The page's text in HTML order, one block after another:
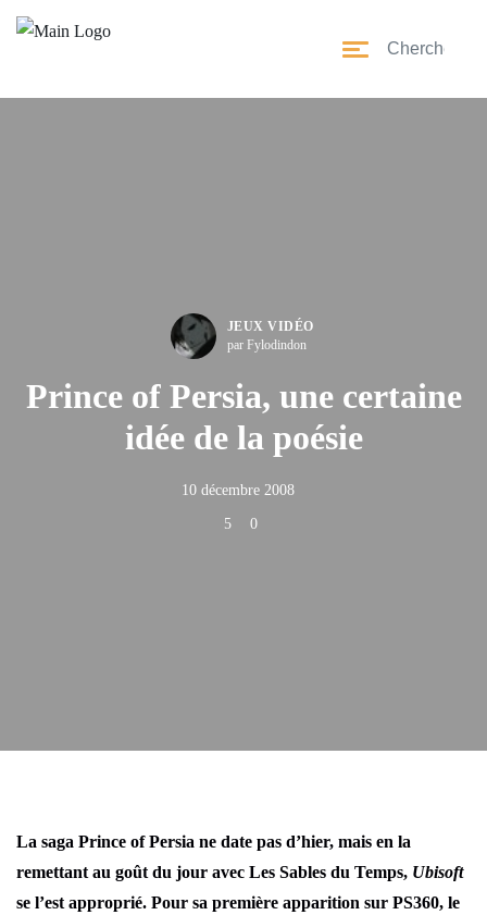
JEUX VIDÉO
par Fylodindon
Prince of Persia, une certaine
idée de la poésie
10 décembre 2008
5 0
La saga Prince of Persia ne date pas d’hier, mais en la
remettant au goût du jour avec Les Sables du Temps, Ubisoft
se l’est approprié. Pour sa première apparition sur PS360, le